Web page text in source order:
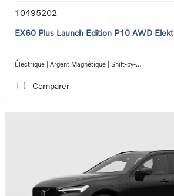
10495202
EX60 Plus Launch Edition P10 AWD
Électrique | Argent Magnétique | Shift-by-
Comparer